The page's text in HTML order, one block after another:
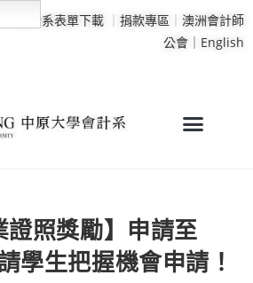
會計系表單下載 ｜ 捐款專區 ｜ 澳洲會計師
公會｜ English
證照獎勵】申請至
學生把握機會申請！